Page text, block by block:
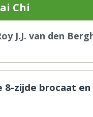
Chi
J.J. van den
8-zijde brocaat en